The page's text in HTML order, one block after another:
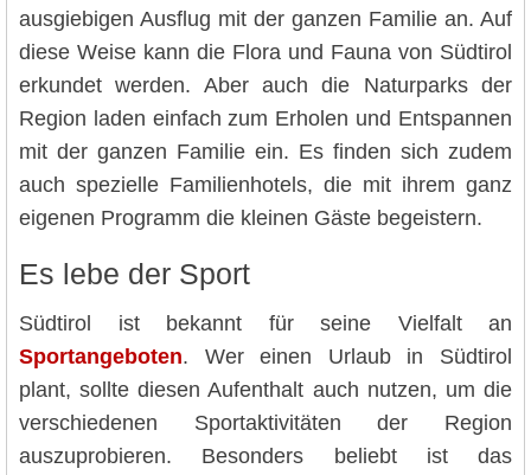
ausgiebigen Ausflug mit der ganzen Familie an. Auf
diese Weise kann die Flora und Fauna von Südtirol
erkundet werden. Aber auch die Naturparks der
Region laden einfach zum Erholen und Entspannen
mit der ganzen Familie ein. Es finden sich zudem
auch spezielle Familienhotels, die mit ihrem ganz
eigenen Programm die kleinen Gäste begeistern.
Es lebe der Sport
Südtirol ist bekannt für seine Vielfalt an
Sportangeboten. Wer einen Urlaub in Südtirol
plant, sollte diesen Aufenthalt auch nutzen, um die
verschiedenen Sportaktivitäten der Region
auszuprobieren. Besonders beliebt ist das